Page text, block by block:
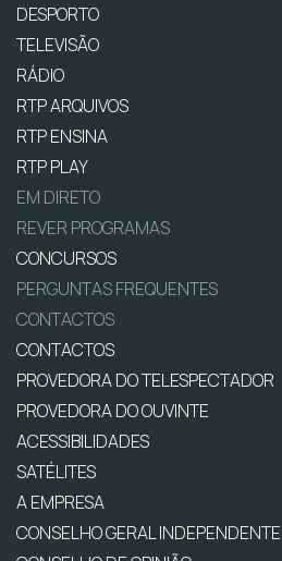
DESPORTO
TELEVISÃO
RÁDIO
RTP ARQUIVOS
RTP ENSINA
RTP PLAY
EM DIRETO
REVER PROGRAMAS
CONCURSOS
PERGUNTAS FREQUENTES
CONTACTOS
CONTACTOS
PROVEDORA DO TELESPECTADOR
PROVEDORA DO OUVINTE
ACESSIBILIDADES
SATÉLITES
A EMPRESA
CONSELHO GERAL INDEPENDENTE